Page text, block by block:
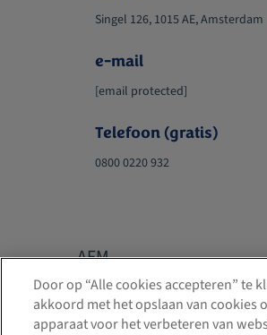
Singel 126, 1015 AE, Amsterdam
e-mail
[email protected]
Telefoon (gratis)
0800 0220 932
AFM
vergunningnum
mer 12046134
Door op “Alle cookies accepteren” te
akkoord met het opslaan van cookies
apparaat voor het verbeteren van